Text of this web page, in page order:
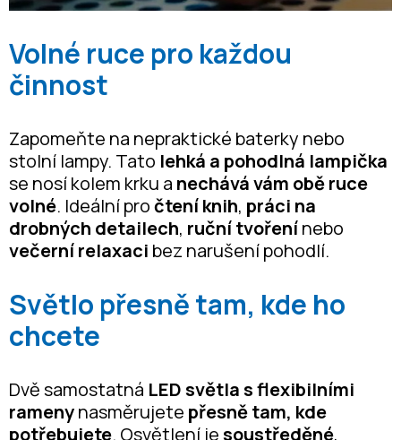
Volné ruce pro každou
činnost
Zapomeňte na nepraktické baterky nebo
stolní lampy. Tato lehká a pohodlná lampička
se nosí kolem krku a nechává vám obě ruce
volné. Ideální pročtení knih, práci na
drobných detailech, ruční tvořenínebo
večerní relaxaci bez narušení pohodlí.
Světlo přesně tam, kde ho
chcete
Dvě samostatná LED světla s flexibilními
ramenynasměrujete přesně tam, kde
potřebujete. Osvětlení jesoustředěné,